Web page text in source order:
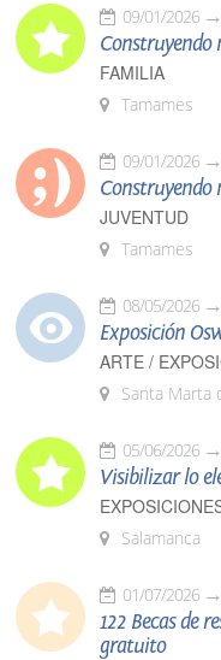
09/01/2026
FAMILIA
Tamames
09/01/2026
JUVENTUD
Tamames
08/05/2026
Exposición
ARTE /
Santa Marta
05/06/2026
Visibilizar lo
Salamanca
01/07/2026
122 Becas de
gratuito